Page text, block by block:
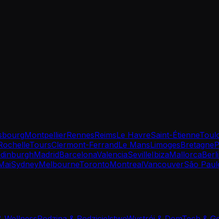
MontpellierRennesReimsLe HavreSaint-Étienne
ToursClermont-FerrandLe MansLimogesBretagne
MadridBarcelonaValenciaSevilleIbizaMallorca
SydneyMelbourneTorontoMontrealVancouverSão